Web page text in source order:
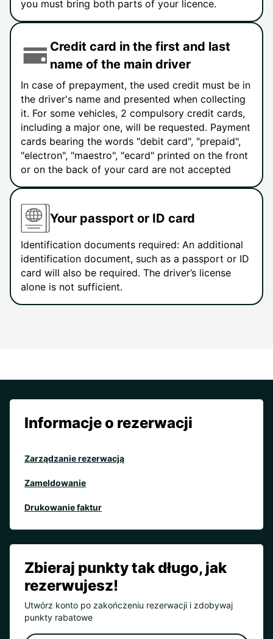
you must bring both parts of your licence.
Credit card in the first and last
name of the main driver
In case of prepayment, the used credit must be in
the driver's name and presented when collecting
it. For some vehicles, 2 compulsory credit cards,
including a major one, will be requested. Payment
cards bearing the words "debit card", "prepaid",
"electron", "maestro", "ecard" printed on the front
or on the back of your card are not accepted
Your passport or ID card
Identification documents required: An additional
identification document, such as a passport or ID
card will also be required. The driver’s license
alone is not sufficient.
Informacje o rezerwacji
Zarządzanie rezerwacją
Zameldowanie
Drukowanie faktur
Zbieraj punkty tak długo, jak
rezerwujesz!
Utwórz konto po zakończeniu rezerwacji i zdobywaj
punkty rabatowe